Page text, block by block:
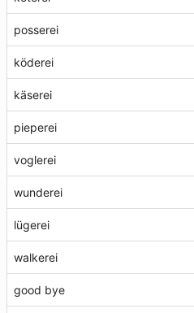
posserei
köderei
käserei
pieperei
voglerei
wunderei
lügerei
walkerei
good bye